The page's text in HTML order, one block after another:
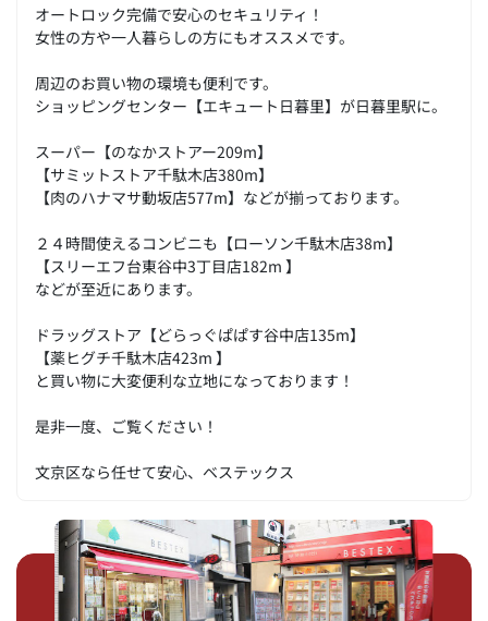
オートロック完備で安心のセキュリティ！
女性の方や一人暮らしの方にもオススメです。
周辺のお買い物の環境も便利です。
ショッピングセンター【エキュート日暮里】が日暮里駅に。
スーパー【のなかストアー209m】
【サミットストア千駄木店380m】
【肉のハナマサ動坂店577m】などが揃っております。
２４時間使えるコンビニも【ローソン千駄木店38m】
【スリーエフ台東谷中3丁目店182m 】
などが至近にあります。
ドラッグストア【どらっぐぱぱす谷中店135m】
【薬ヒグチ千駄木店423m 】
と買い物に大変便利な立地になっております！
是非一度、ご覧ください！
文京区なら任せて安心、ベステックス